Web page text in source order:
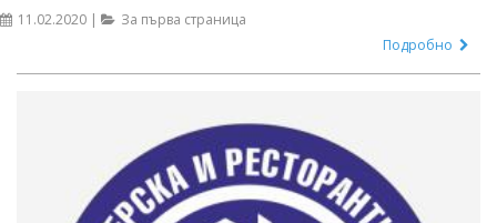
11.02.2020 |
За първа страница
Подробно